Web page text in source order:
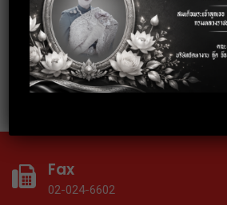
18 September 2019
อบรมเทคนิคการทำงา
Gen ให้ประสบความสำ
Fax
02-024-6602